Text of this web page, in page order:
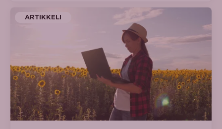
ARTIKKELI